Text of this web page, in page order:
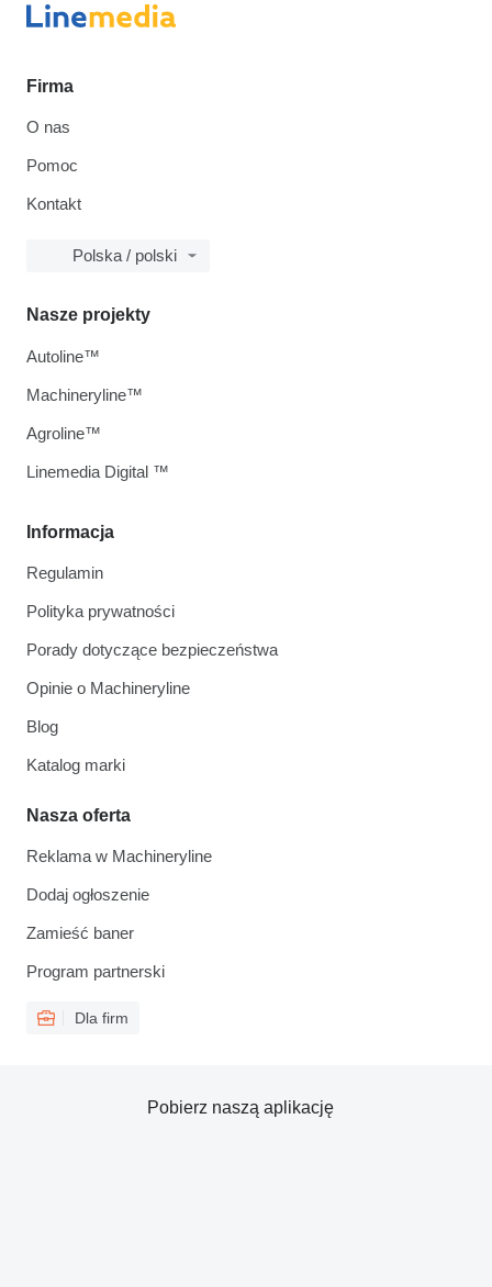
Firma
O nas
Pomoc
Kontakt
Polska / polski
Informacja
Regulamin
Polityka prywatności
Porady dotyczące bezpieczeństwa
Opinie o Machineryline
Blog
Katalog marki
Nasza oferta
Reklama w Machineryline
Dodaj ogłoszenie
Zamieść baner
Program partnerski
Dla firm
Nasze projekty
Autoline™
Machineryline™
Agroline™
Linemedia Digital ™
Pobierz naszą aplikację